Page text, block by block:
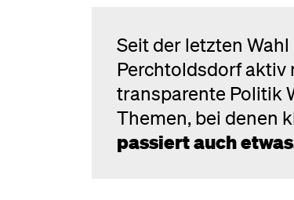
Seit der letzten
Perchtoldsdorf aktiv
transparente Politik
Themen, bei denen
passiert auch